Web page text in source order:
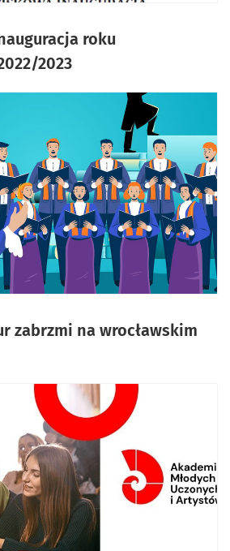
roku
2023
zabrzmi na wrocławskim